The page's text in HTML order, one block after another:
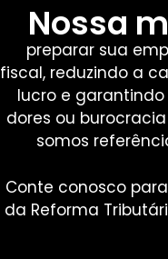
Nossa
preparar sua
fiscal, reduzindo a
lucro e
dores ou
somos
Conte conosco
da Reforma